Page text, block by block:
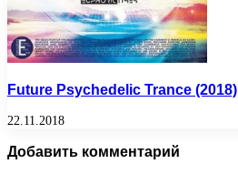
Future Psychedelic Trance (2018)
22.11.2018
Добавить комментарий